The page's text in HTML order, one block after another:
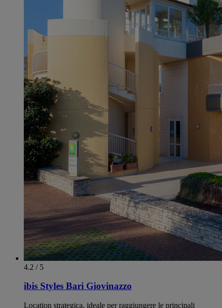
4.2 / 5
ibis Styles Bari Giovinazzo
Location strategica, ideale per raggiungere le principali